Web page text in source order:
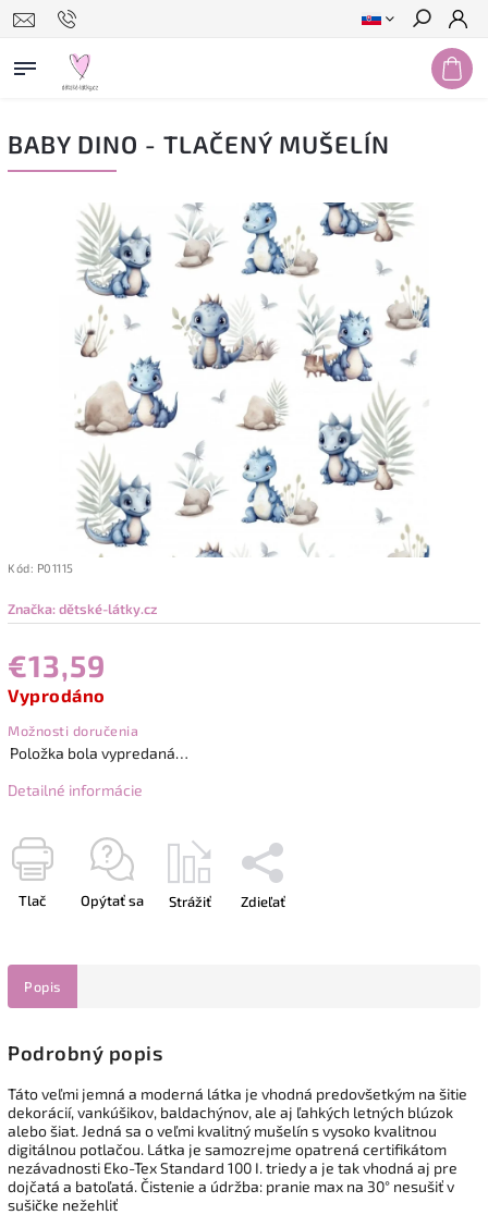
Hľadať
BABY DINO - TLAČENÝ MUŠELÍN
Kód: P01115
Značka:dětské-látky.cz
€13,59
Vyprodáno
Možnosti doručenia
Položka bola vypredaná…
Detailné informácie
Tlač Opýtať sa Strážiť Zdieľať
Popis
Podrobný popis
Táto veľmi jemná a moderná látka je vhodná predovšetkým na šitie
dekorácií, vankúšikov, baldachýnov, ale aj ľahkých letných blúzok
alebo šiat. Jedná sa o veľmi kvalitný mušelín s vysoko kvalitnou
digitálnou potlačou. Látka je samozrejme opatrená certifikátom
nezávadnosti Eko-Tex Standard 100 I. triedy a je tak vhodná aj pre
dojčatá a batoľatá. Čistenie a údržba: pranie max na 30° nesušiť v
sušičke nežehliť